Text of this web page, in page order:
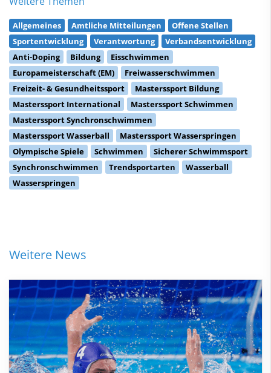
Allgemeines Amtliche Mitteilungen
Offene Stellen
Sportentwicklung
Verantwortung
Verbandsentwicklung
Anti-Doping
Bildung
Eisschwimmen
Europameisterschaft (EM)
Freiwasserschwimmen
Freizeit- & Gesundheitssport
Masterssport Bildung
Masterssport International
Masterssport Schwimmen
Masterssport Synchronschwimmen
Masterssport Wasserball
Masterssport Wasserspringen
Olympische Spiele
Schwimmen
Sicherer Schwimmsport
Synchronschwimmen
Trendsportarten
Wasserball
Wasserspringen
Weitere News